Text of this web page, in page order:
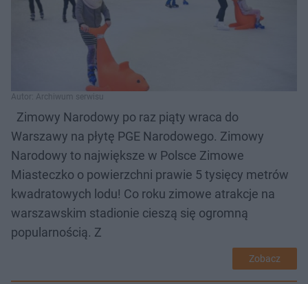
Autor: Archiwum serwisu
Zimowy Narodowy po raz piąty wraca do
Warszawy na płytę PGE Narodowego. Zimowy
Narodowy to największe w Polsce Zimowe
Miasteczko o powierzchni prawie 5 tysięcy metrów
kwadratowych lodu! Co roku zimowe atrakcje na
warszawskim stadionie cieszą się ogromną
popularnością. Z
Zobacz